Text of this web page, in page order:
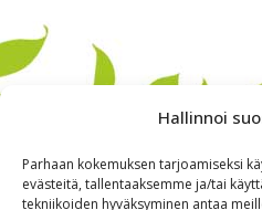
Hallinnoi
Parhaan kokemuksen tarjoamiseksi
evästeitä, tallentaaksemme ja/tai
tekniikoiden hyväksyminen antaa